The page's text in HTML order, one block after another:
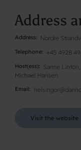
Address
Address Nordre
Telephone +45 4928
Host(ess)
Sanne
Michael Hansen
Email
Visit the website